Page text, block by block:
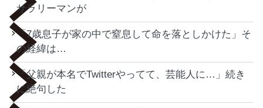
サラリーマンが
「7歳息子が家の中で窒息して命を落としかけた」そ
の経緯は…
「父親が本名でTwitterやってて、芸能人に…」続き
に絶句した